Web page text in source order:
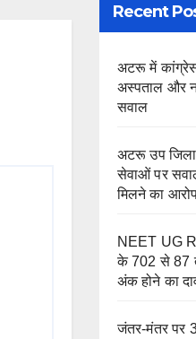
Recent
अटरू में
अस्पताल और
सवाल
अटरू उप
सेवाओं पर
मिलने का
NEET UG
के 702 से 87
अंक होने का
जंतर-मंतर पर